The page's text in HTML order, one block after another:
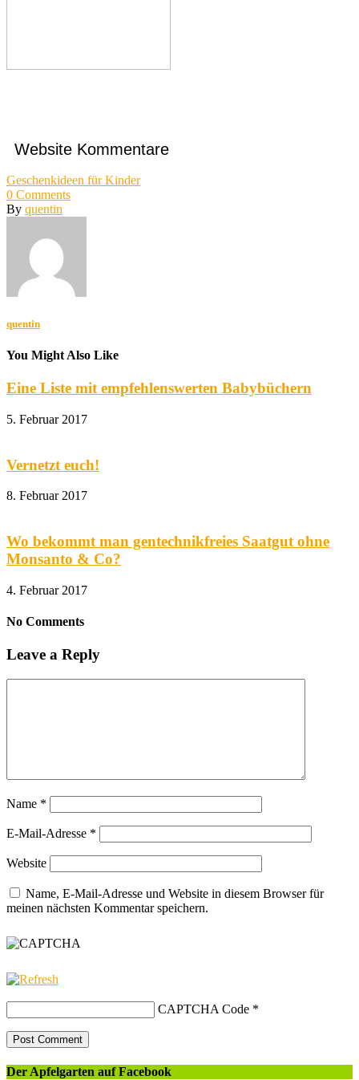
Website Kommentare
Geschenkideen für Kinder
0 Comments
By quentin
quentin
You Might Also Like
Eine Liste mit empfehlenswerten Babybüchern
5. Februar 2017
Vernetzt euch!
8. Februar 2017
Wo bekommt man gentechnikfreies Saatgut ohne
Monsanto & Co?
4. Februar 2017
No Comments
Leave a Reply
Name *
E-Mail-Adresse *
Website
Name, E-Mail-Adresse und Website in diesem Browser für
meinen nächsten Kommentar speichern.
CAPTCHA Code *
Der Apfelgarten auf Facebook